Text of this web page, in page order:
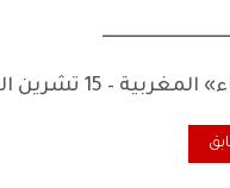
– 15 تشرين الثاني 2022
السابق: أحلام وكوابيس